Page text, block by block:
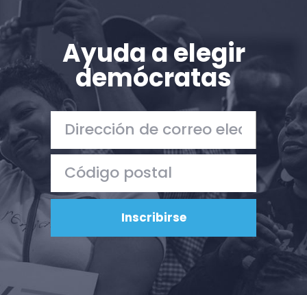
Trabaja con nosotros
Pulse
Su fiesta
Acción
Vote
Donar
Ayuda a elegir
demócratas